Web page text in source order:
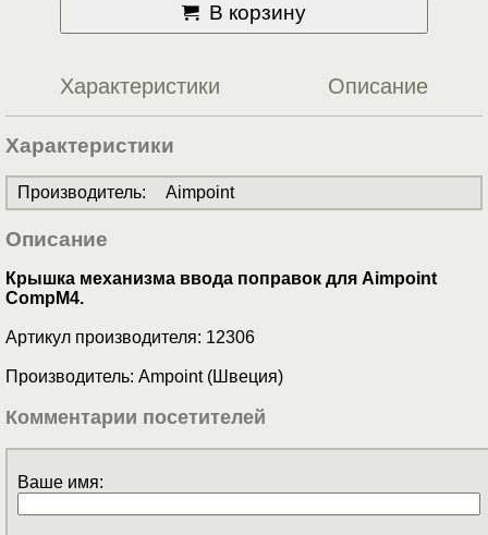
В корзину
Характеристики Описание
Характеристики
Производитель: Aimpoint
Описание
Крышка механизма ввода поправок для Aimpoint
CompM4.
Артикул производителя: 12306
Производитель: Ampoint (Швеция)
Комментарии посетителей
Ваше имя: